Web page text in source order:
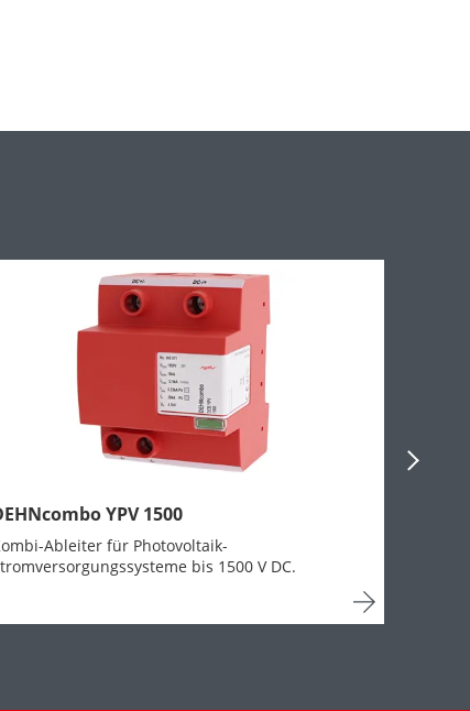
Next
YPV 1500
Ableiter für Photovoltaik-
bis 1500 V DC.